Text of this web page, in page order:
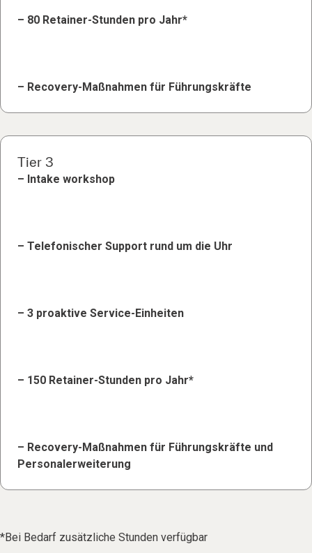
– 80 Retainer-Stunden pro Jahr*
– Recovery-Maßnahmen für Führungskräfte
Tier 3
– Intake workshop
– Telefonischer Support rund um die Uhr
– 3 proaktive Service-Einheiten
– 150 Retainer-Stunden pro Jahr*
– Recovery-Maßnahmen für Führungskräfte und
Personalerweiterung
*Bei Bedarf zusätzliche Stunden verfügbar